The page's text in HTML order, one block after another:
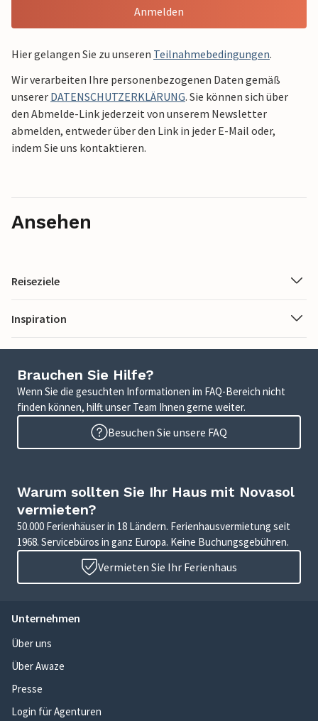
Anmelden
Hier gelangen Sie zu unseren Teilnahmebedingungen.
Wir verarbeiten Ihre personenbezogenen Daten gemäß
unserer DATENSCHUTZERKLÄRUNG. Sie können sich über
den Abmelde-Link jederzeit von unserem Newsletter
abmelden, entweder über den Link in jeder E-Mail oder,
indem Sie uns kontaktieren.
Ansehen
Reiseziele
Inspiration
Brauchen Sie Hilfe?
Wenn Sie die gesuchten Informationen im FAQ-Bereich nicht
finden können, hilft unser Team Ihnen gerne weiter.
Besuchen Sie unsere FAQ
Warum sollten Sie Ihr Haus mit Novasol
vermieten?
50.000 Ferienhäuser in 18 Ländern. Ferienhausvermietung seit
1968. Servicebüros in ganz Europa. Keine Buchungsgebühren.
Vermieten Sie Ihr Ferienhaus
Unternehmen
Über uns
Über Awaze
Presse
Login für Agenturen